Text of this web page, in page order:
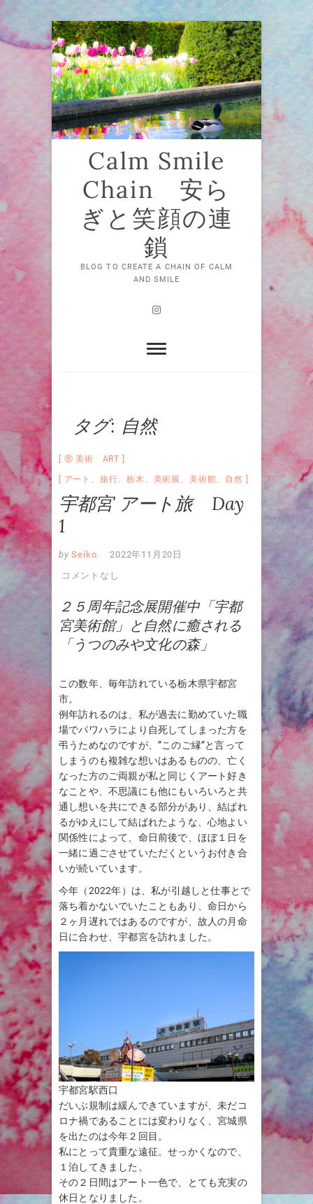
Skip
to
content
Calm Smile
Chain 安ら
ぎと笑顔の連
鎖
BLOG TO CREATE A CHAIN OF CALM
AND SMILE
Instagram
タグ: 自然
⑧ 美術 ART
アート 旅行 、栃木 美術展 美術館 自然
宇都宮 アート旅 Day
1
by Seiko
2022年11月20日
コメントなし
２５周年記念展開催中「宇都
宮美術館」と自然に癒される
「うつのみや文化の森」
この数年、毎年訪れている栃木県宇都宮
市。
例年訪れるのは、私が過去に勤めていた職
場でパワハラにより自死してしまった方を
弔うためなのですが、”このご縁”と言って
しまうのも複雑な想いはあるものの、亡く
なった方のご両親が私と同じくアート好き
なことや、不思議にも他にもいろいろと共
通し想いを共にできる部分があり、結ばれ
るがゆえにして結ばれたような、心地よい
関係性によって、命日前後で、ほぼ１日を
一緒に過ごさせていただくというお付き合
いが続いています。
今年（2022年）は、私が引越しと仕事とで
落ち着かないでいたこともあり、命日から
２ヶ月遅れではあるのですが、故人の月命
日に合わせ、宇都宮を訪れました。
宇都宮駅西口
だいぶ規制は緩んできていますが、未だコ
ロナ禍であることには変わりなく、宮城県
を出たのは今年２回目。
私にとって貴重な遠征。せっかくなので、
１泊してきました。
その２日間はアート一色で、とても充実の
休日となりました。